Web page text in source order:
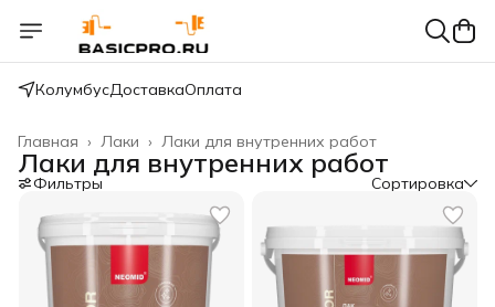
КолумбусДоставкаОплата
Лаки для внутренних работ
Лаки ›
Главная ›
Лаки для внутренних работ
Фильтры Сортировка